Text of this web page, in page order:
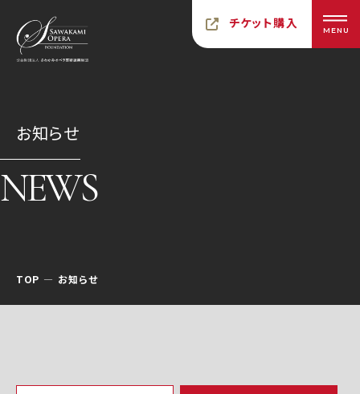
チケット購入 MENU
お知らせ
NEWS
TOP お知らせ